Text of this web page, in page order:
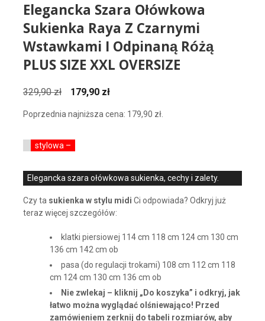
Elegancka Szara Ołówkowa
Sukienka Raya Z Czarnymi
Wstawkami I Odpinaną Różą
PLUS SIZE XXL OVERSIZE
329,90zł
Pierwotna
wynosiła:
179,90 złAktualna
wynosi:
Poprzednia najniższa cena: 179,90 zł.
stylowa –
Elegancka szara ołówkowa sukienka, cechy i zalety.
Czy ta sukienka w stylu midi Ci odpowiada? Odkryj już
teraz więcej szczegółów:
klatki piersiowej 114 cm 118 cm 124 cm 130 cm
136 cm 142 cm ob
pasa (do regulacji trokami) 108 cm 112 cm 118
cm 124 cm 130 cm 136 cm ob
Nie zwlekaj – kliknij „Do koszyka” i odkryj, jak
łatwo można wyglądać olśniewająco! Przed
zamówieniem zerknij do tabeli rozmiarów, aby